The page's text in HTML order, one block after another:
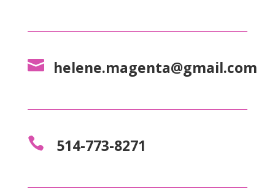
 helene.magenta@gmail.com
 514-773-8271